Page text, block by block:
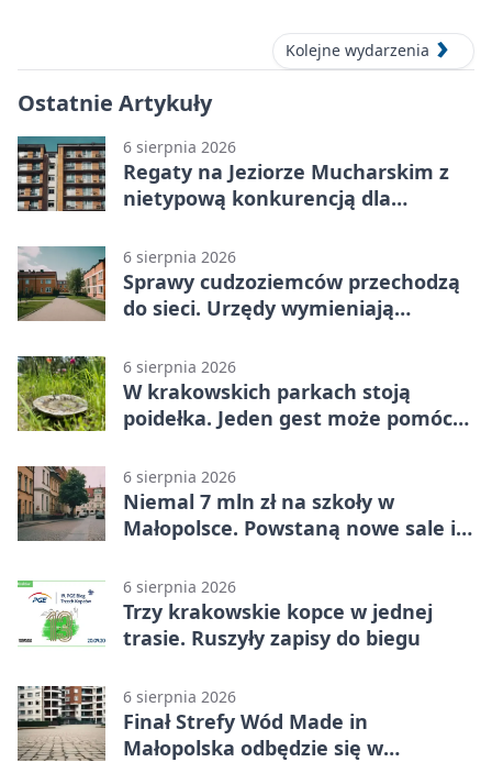
Kolejne wydarzenia
Ostatnie Artykuły
6 sierpnia 2026
Regaty na Jeziorze Mucharskim z
nietypową konkurencją dla
6 sierpnia 2026
Sprawy cudzoziemców przechodzą
do sieci. Urzędy wymieniają
6 sierpnia 2026
W krakowskich parkach stoją
poidełka. Jeden gest może pomóc
6 sierpnia 2026
Niemal 7 mln zł na szkoły w
Małopolsce. Powstaną nowe sale i
6 sierpnia 2026
Trzy krakowskie kopce w jednej
trasie. Ruszyły zapisy do biegu
6 sierpnia 2026
Finał Strefy Wód Made in
Małopolska odbędzie się w